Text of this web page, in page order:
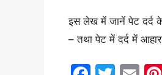
इस लेख में जानें पेट दर्द
– तथा पेट में दर्द में